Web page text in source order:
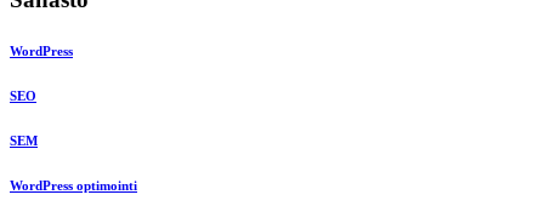
WordPress
SEO
SEM
WordPress optimointi